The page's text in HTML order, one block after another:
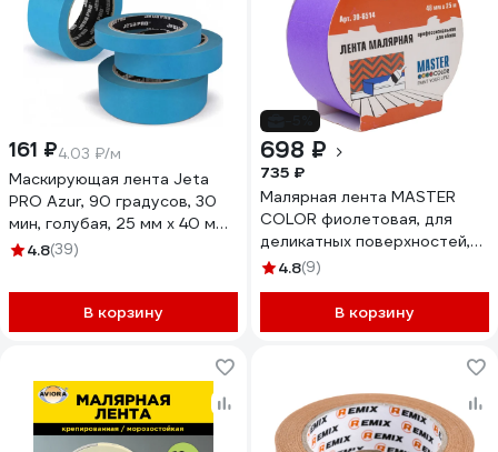
161 ₽4.03 ₽/м
Маскирующая лента Jeta
PRO Azur, 90 градусов, 30
мин, голубая, 25 мм x 40 м
58490/25
4.8(39)
В корзину
698 ₽
735 ₽
Малярная лента MASTER
COLOR фиолетовая, для
деликатных поверхностей,
48 мм x 25 м 30-6514
4.8(9)
В корзину